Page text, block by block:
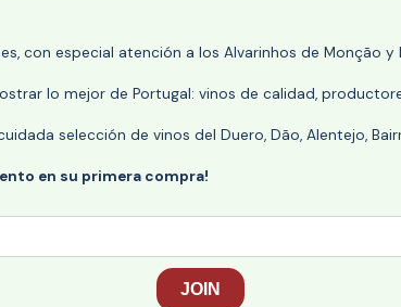
con especial atención a los Alvarinhos de Monção
lo mejor de Portugal: vinos de calidad,
selección de vinos del Duero, Dão, Alentejo,
en su primera compra!